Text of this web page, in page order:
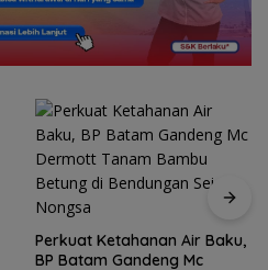
Perkuat Ketahanan Air Baku,
BP Batam Gandeng Mc